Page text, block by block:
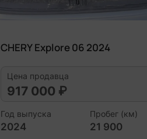
CHERY Explore 06 2024
Цена продавца
917 000 ₽
Год выпуска
2024
Пробег (км)
21 900